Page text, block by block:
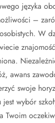
języka
–
W
awans
swoje
wybór
Twoim